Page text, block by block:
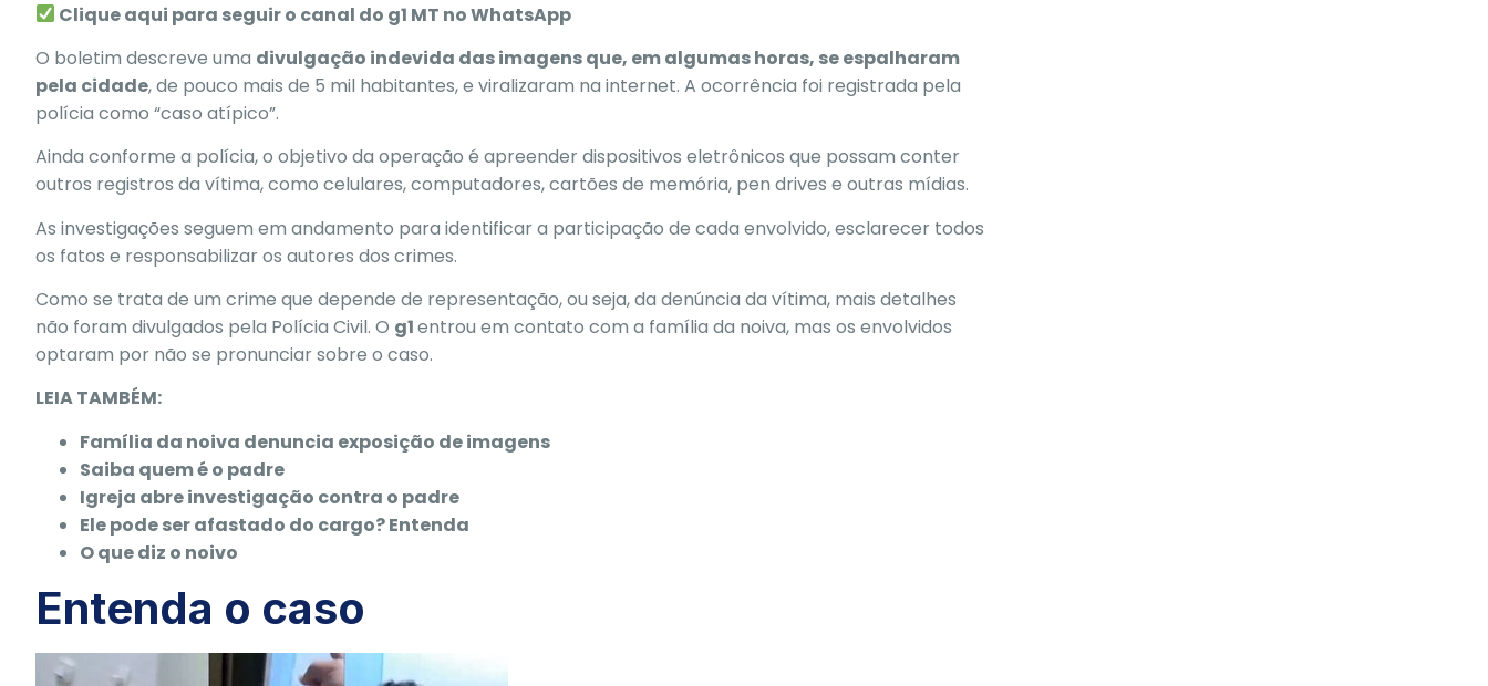
Clique aqui para seguir o canal do g1 MT no WhatsApp
O boletim descreve uma divulgação indevida das imagens que, em algumas horas, se espalharam
pela cidade, de pouco mais de 5 mil habitantes, e viralizaram na internet. A ocorrência foi registrada pela
polícia como “caso atípico”.
Ainda conforme a polícia, o objetivo da operação é apreenderdispositivos eletrônicos que possam conter
outros registros da vítima, como celulares, computadores, cartões de memória, pen drives e outras mídias.
As investigações seguem em andamento para identificar a participação de cada envolvido, esclarecer todos
os fatos e responsabilizar os autores dos crimes.
Como se trata de um crime que depende de representação, ou seja, da denúncia da vítima, mais detalhes
não foram divulgados pela Polícia Civil. O g1entrou em contato com a família da noiva, mas os envolvidos
optaram por não se pronunciar sobre o caso.
LEIA TAMBÉM:
Família da noiva denuncia exposição de imagens
Saiba quem é o padre
Igreja abre investigação contra o padre
Ele pode ser afastado do cargo? Entenda
O que diz o noivo
Entenda o caso